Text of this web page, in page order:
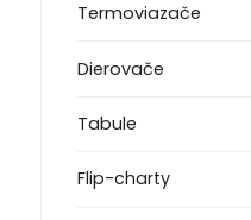
Termoviazače
Dierovače
Tabule
Flip-charty